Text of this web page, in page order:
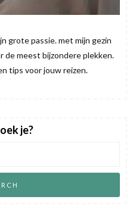
grote passie. met mijn gezin
de meest bijzondere plekken.
tips voor jouw reizen.
je?